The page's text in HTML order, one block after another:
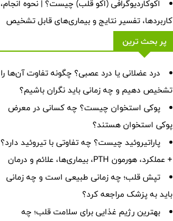
اکوکاردیوگرافی (اکو قلب) چیست؟ | نحوه انجام،
کاربردها، تفسیر نتایج و بیماری‌های قابل تشخیص
پر بحث ترین
درد عضلانی یا درد عصبی؟ چگونه تفاوت آن‌ها را
تشخیص دهیم و چه زمانی باید نگران باشیم؟
پوکی استخوان چیست؟ چه کسانی در معرض
پوکی استخوان هستند؟
پاراتیروئید چیست؟ چه تفاوتی با تیروئید دارد؟
+ عملکرد، هورمون PTH، بیماری‌ها، علائم و درمان
تپش قلب؛ چه زمانی طبیعی است و چه زمانی
باید به پزشک مراجعه کرد؟
بهترین رژیم غذایی برای سلامت قلب؛ چه